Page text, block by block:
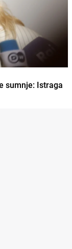
sumnje: Istraga